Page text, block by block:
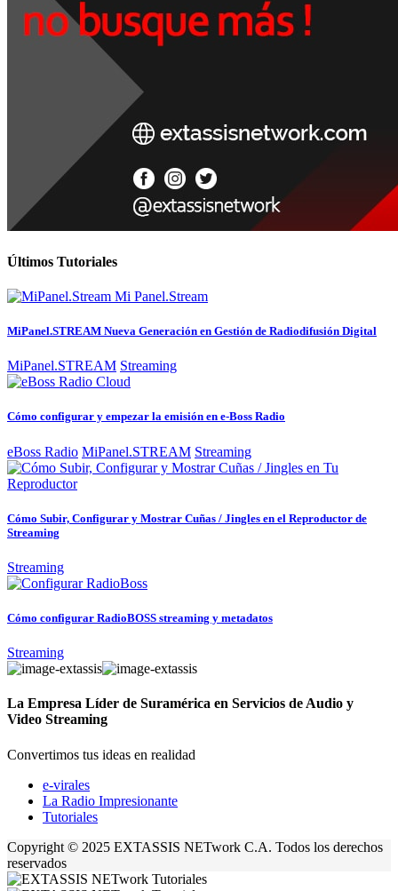
Últimos Tutoriales
MiPanel.STREAM Nueva Generación en Gestión de Radiodifusión Digital
MiPanel.STREAM Streaming
Cómo configurar y empezar la emisión en e-Boss Radio
eBoss Radio MiPanel.STREAM Streaming
Cómo Subir, Configurar y Mostrar Cuñas / Jingles en el Reproductor de
Streaming
Streaming
Cómo configurar RadioBOSS streaming y metadatos
Streaming
La Empresa Líder de Suramérica en Servicios de Audio y
Video Streaming
Convertimos tus ideas en realidad
e-virales
La Radio Impresionante
Tutoriales
Copyright © 2025 EXTASSIS NETwork C.A. Todos los derechos
reservados